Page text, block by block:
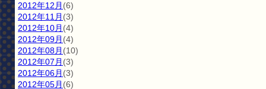
2012年12月 (6)
2012年11月 (3)
2012年10月 (4)
2012年09月 (4)
2012年08月 (10)
2012年07月 (3)
2012年06月 (3)
2012年05月 (6)